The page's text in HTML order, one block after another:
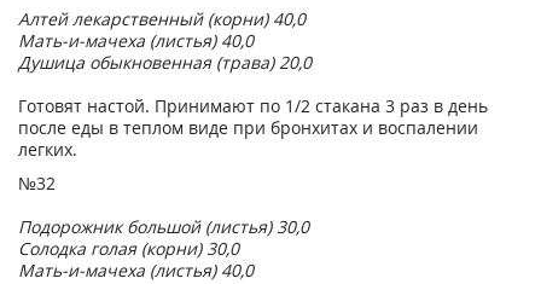
Алтей лекарственный (корни) 40,0
Мать-и-мачеха (листья) 40,0
Душица обыкновенная (трава) 20,0
Готовят настой. Принимают по 1/2 стакана 3 раз в день
после еды в теплом виде при бронхитах и воспалении
легких.
№32
Подорожник большой (листья) 30,0
Солодка голая (корни) 30,0
Мать-и-мачеха (листья) 40,0